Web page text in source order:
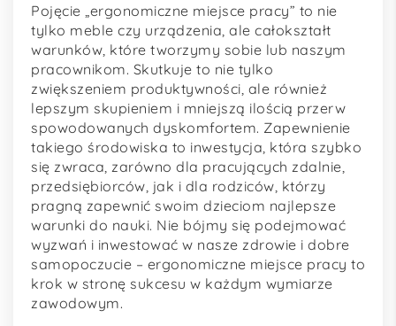
Pojęcie „ergonomiczne miejsce pracy” to nie
tylko meble czy urządzenia, ale całokształt
warunków, które tworzymy sobie lub naszym
pracownikom. Skutkuje to nie tylko
zwiększeniem produktywności, ale również
lepszym skupieniem i mniejszą ilością przerw
spowodowanych dyskomfortem. Zapewnienie
takiego środowiska to inwestycja, która szybko
się zwraca, zarówno dla pracujących zdalnie,
przedsiębiorców, jak i dla rodziców, którzy
pragną zapewnić swoim dzieciom najlepsze
warunki do nauki. Nie bójmy się podejmować
wyzwań i inwestować w nasze zdrowie i dobre
samopoczucie – ergonomiczne miejsce pracy to
krok w stronę sukcesu w każdym wymiarze
zawodowym.